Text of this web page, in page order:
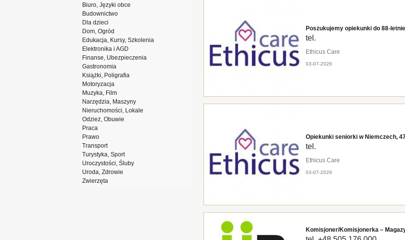
Biuro, Języki obce
Budownictwo
Dla dzieci
Dom, Ogród
Edukacja, Kursy, Szkolenia
Elektronika i AGD
Finanse, Ubezpieczenia
Gastronomia
Książki, Poligrafia
Motoryzacja
Muzyka, Film
Narzędzia, Maszyny
Nieruchomości, Lokale
Odzież, Obuwie
Praca
Prawo
Transport
Turystyka, Sport
Uroczystości, Śluby
Uroda, Zdrowie
Zwierzęta
Poszukujemy opiekunki do 88-
tel.
Ethicus Care
03-07-2026
Opiekunki seniorki w Niemczech,
tel.
Ethicus Care
03-07-2026
Komisjoner/Komisjonerka –